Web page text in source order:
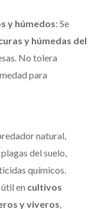
y húmedos: Se
y húmedas del
No tolera
para
natural,
del suelo,
químicos.
útil en cultivos
y viveros,